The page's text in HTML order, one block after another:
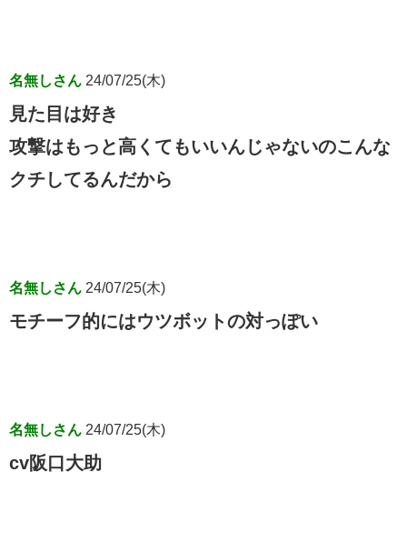
名無しさん 24/07/25(木)
見た目は好き
攻撃はもっと高くてもいいんじゃないのこんな
クチしてるんだから
名無しさん 24/07/25(木)
モチーフ的にはウツボットの対っぽい
名無しさん 24/07/25(木)
cv阪口大助